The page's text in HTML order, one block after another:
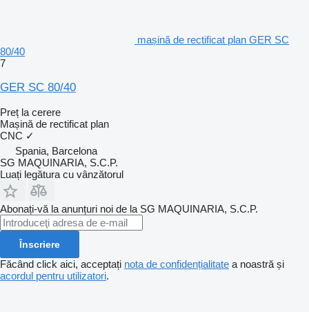
mașină de rectificat plan GER SC
80/40
7
GER SC 80/40
Preț la cerere
Mașină de rectificat plan
CNC ✓
Spania, Barcelona
SG MAQUINARIA, S.C.P.
Luați legătura cu vânzătorul
Abonați-vă la anunțuri noi de la SG MAQUINARIA, S.C.P.
Înscriere
Făcând click aici, acceptați nota de confidențialitate a noastră și
acordul pentru utilizatori.